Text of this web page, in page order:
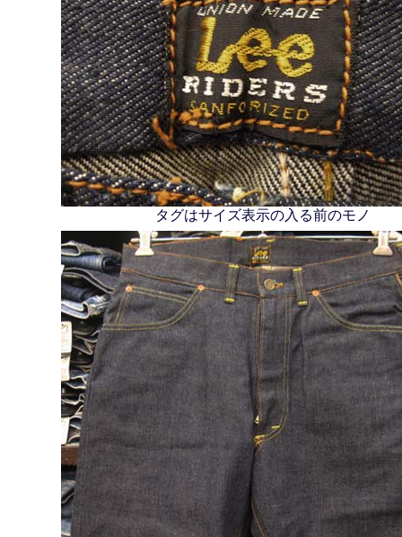
タグはサイズ表示の入る前のモノ